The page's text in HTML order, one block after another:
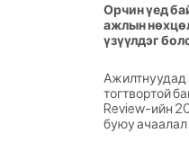
Орчин үед
ажлын
үзүүлдэг
Ажилтнуудад
тогтвортой
Review-ийн
буюу